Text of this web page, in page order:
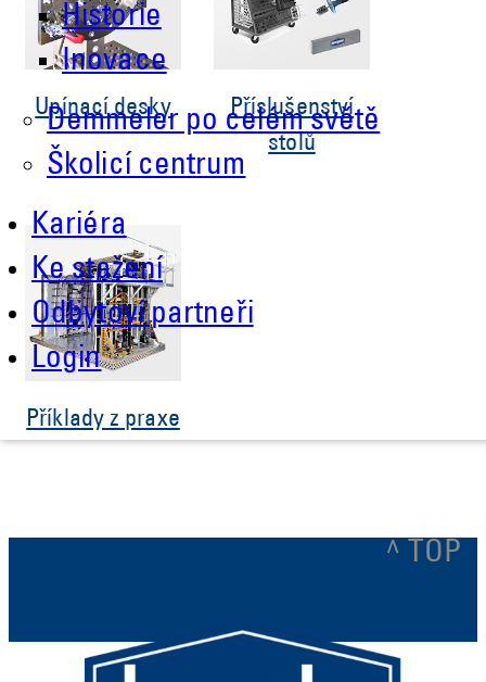
Historie
Inovace
Demmeler po celém světě
Školicí centrum
Kariéra
Ke stažení
Odbytoví partneři
Login
Upínací desky
Příslušenství
stolů
Příklady z praxe
^ TOP